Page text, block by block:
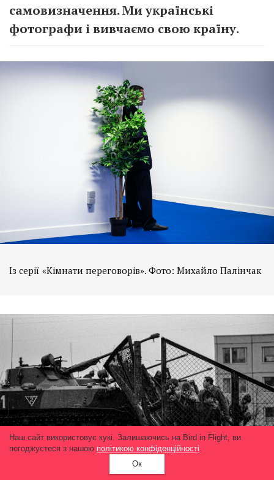
самовизначення. Ми українські
фотографи і вивчаємо свою країну.
Із серії «Кімнати переговорів». Фото: Михайло Палінчак
Наш сайт використовує кукі. Залишаючись на Bird in Flight, ви
погоджуєтеся з нашою політикою конфіденційності.
Ок